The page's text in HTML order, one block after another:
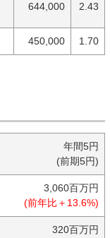
644,000 2.43
450,000 1.70
年間5円
(前期5円)
3,060百万円
(前年比＋13.6%)
320百万円